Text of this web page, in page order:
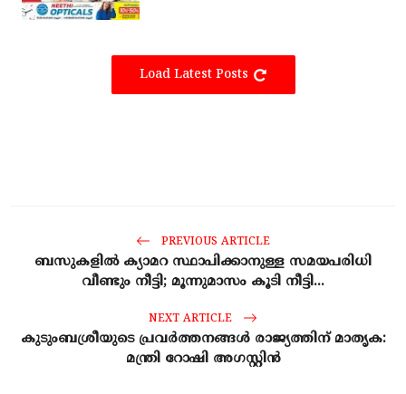
Load Latest Posts
PREVIOUS ARTICLE
ബസുകളില്‍ ക്യാമറ സ്ഥാപിക്കാനുള്ള സമയപരിധി
വീണ്ടും നീട്ടി; മൂന്നുമാസം കൂടി നീട്ടി...
NEXT ARTICLE
കുടുംബശ്രീയുടെ പ്രവര്‍ത്തനങ്ങള്‍ രാജ്യത്തിന് മാതൃക:
മന്ത്രി റോഷി അഗസ്റ്റിന്‍